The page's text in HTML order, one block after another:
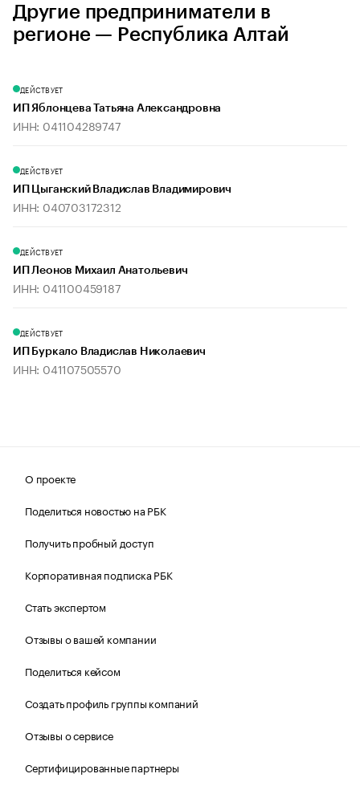
Другие предприниматели в
регионе — Республика Алтай
ДЕЙСТВУЕТ
ИП Яблонцева Татьяна Александровна
ИНН: 041104289747
ДЕЙСТВУЕТ
ИП Цыганский Владислав Владимирович
ИНН: 040703172312
ДЕЙСТВУЕТ
ИП Леонов Михаил Анатольевич
ИНН: 041100459187
ДЕЙСТВУЕТ
ИП Буркало Владислав Николаевич
ИНН: 041107505570
О проекте
Поделиться новостью на РБК
Получить пробный доступ
Корпоративная подписка РБК
Стать экспертом
Отзывы о вашей компании
Поделиться кейсом
Создать профиль группы компаний
Отзывы о сервисе
Сертифицированные партнеры